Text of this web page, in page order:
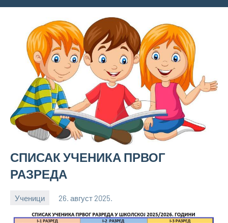
СПИСАК УЧЕНИКА ПРВОГ
РАЗРЕДА
Ученици 26. август 2025.
bstankovic